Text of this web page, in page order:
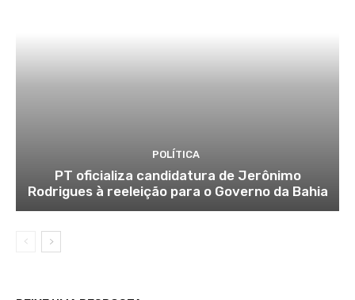
POLÍTICA
PT oficializa candidatura de Jerônimo
Rodrigues à reeleição para o Governo da Bahia